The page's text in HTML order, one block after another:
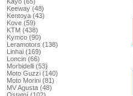
Keeway (48)
Kentoya (43)
Kove (59)
KTM (438)
Kymco (90)
Leramotors (138)
Linhai (169)
Loncin (66)
Morbidelli (53)
Moto Guzzi (140)
Moto Morini (81)
MV Agusta (48)